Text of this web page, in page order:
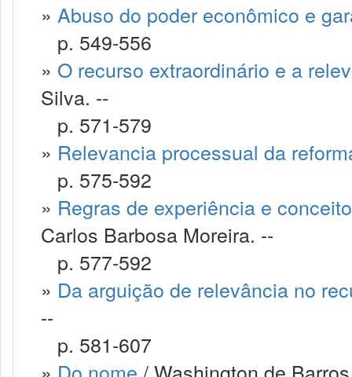
» Abuso do poder econômico e
p. 549-556
» O recurso extraordinário e a
Silva. --
p. 571-579
» Relevancia processual da
p. 575-592
» Regras de experiência e
Carlos Barbosa Moreira. --
p. 577-592
» Da arguição de relevância no
--
p. 581-607